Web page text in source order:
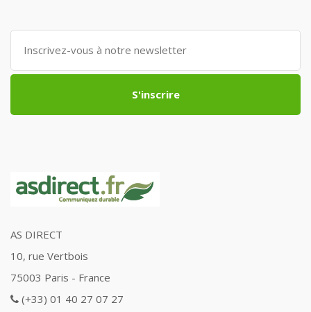
S'inscrire
AS DIRECT
10, rue Vertbois
75003 Paris - France
(+33) 01 40 27 07 27